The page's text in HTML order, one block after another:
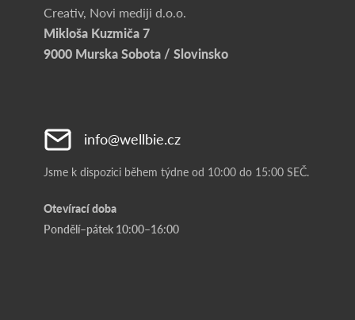
Creativ, Novi mediji d.o.o.
Mikloša Kuzmiča 7
9000 Murska Sobota / Slovinsko
info@wellbie.cz
Jsme k dispozici během týdne od 10:00 do 15:00 SEČ.
Otevírací doba
Pondělí–pátek 10:00–16:00